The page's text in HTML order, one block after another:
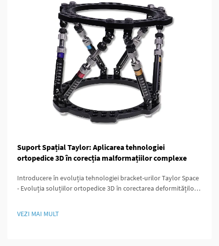
Suport Spațial Taylor: Aplicarea tehnologiei
ortopedice 3D în corecția malformațiilor complexe
Introducere în evoluția tehnologiei bracket-urilor Taylor Space
- Evoluția soluțiilor ortopedice 3D în corectarea deformităților
asupra rezultatelor. În acele vremuri...
VEZI MAI MULT